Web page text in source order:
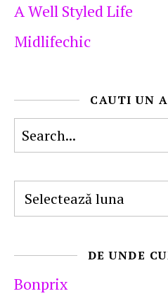
A Well Styled Life
Midlifechic
CAUTI UN
DE UNDE
Bonprix